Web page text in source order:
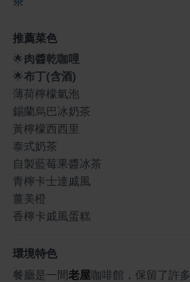
推薦菜色
🌟肉醬乾咖哩
🌟布丁(含酒)
薄荷檸檬氣泡
錫蘭烏巴冰奶茶
黃檸檬西西里
泰式奶茶
自製藍莓果醬冰茶
青檸卡士達戚風
薑美橙
香檸卡戚風蛋糕
環境特色
餐廳是一間老屋 咖啡館，保留了許多